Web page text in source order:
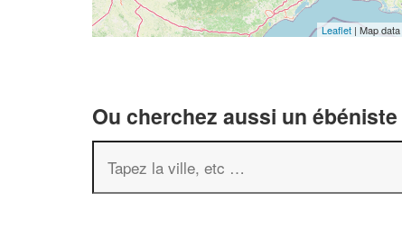
Leaflet | Map
Ou cherchez aussi un